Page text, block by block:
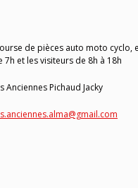
de pièces auto moto
et les visiteurs de 8h à 18h
Pichaud Jacky